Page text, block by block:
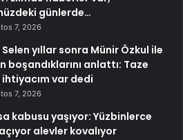
günlerde…
7, 2026
Selen yıllar sonra Münir Özkul ile
boşandıklarını anlattı: Taze
var dedi
7, 2026
kabusu yaşıyor: Yüzbinlerce
alevler kovalıyor